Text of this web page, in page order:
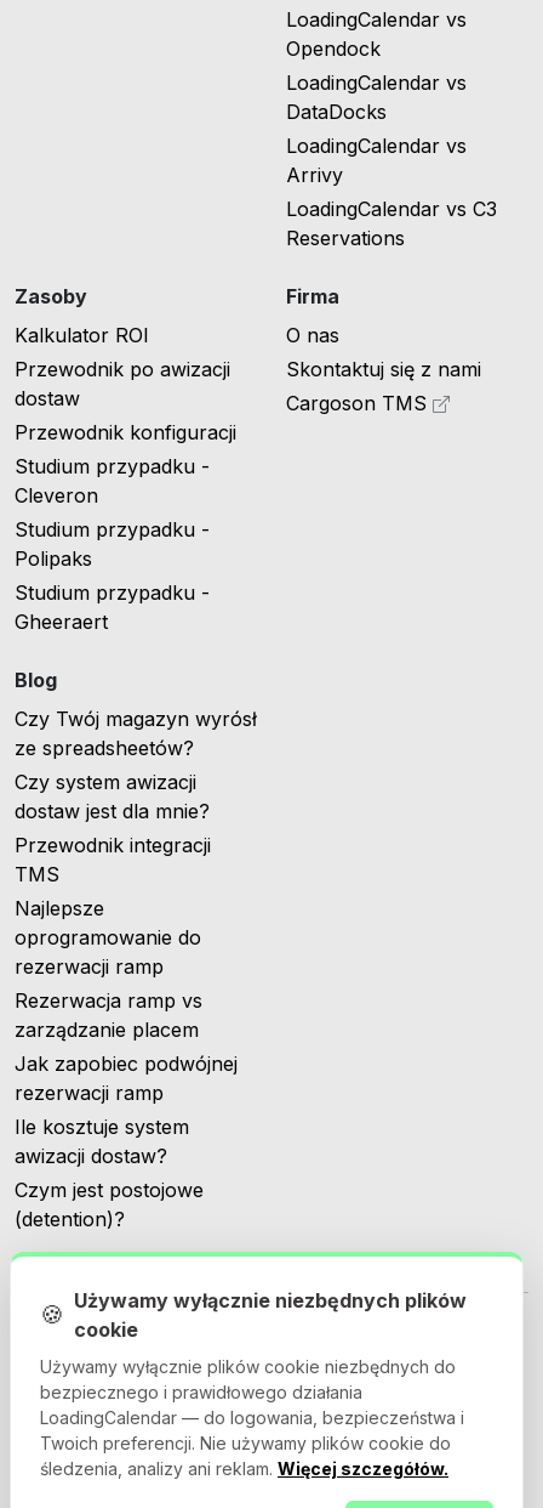
LoadingCalendar vs
Opendock
LoadingCalendar vs
DataDocks
LoadingCalendar vs
Arrivy
LoadingCalendar vs C3
Reservations
Zasoby
Kalkulator ROI
Przewodnik po awizacji
dostaw
Przewodnik konfiguracji
Studium przypadku -
Cleveron
Studium przypadku -
Polipaks
Studium przypadku -
Gheeraert
Blog
Czy Twój magazyn wyrósł
ze spreadsheetów?
Czy system awizacji
dostaw jest dla mnie?
Przewodnik integracji
TMS
Najlepsze
oprogramowanie do
rezerwacji ramp
Rezerwacja ramp vs
zarządzanie placem
Jak zapobiec podwójnej
rezerwacji ramp
Ile kosztuje system
awizacji dostaw?
Czym jest postojowe
(detention)?
Firma
O nas
Skontaktuj się z nami
Cargoson TMS
© 2026 Loadingcalendar.com. Wszelkie prawa zastrzeżone.
Umowa powierzenia
🍪 Używamy wyłącznie niezbędnych plików
cookie
Używamy wyłącznie plików cookie niezbędnych do
bezpiecznego i prawidłowego działania
LoadingCalendar — do logowania, bezpieczeństwa i
Twoich preferencji. Nie używamy plików cookie do
śledzenia, analizy ani reklam. Więcej szczegółów.